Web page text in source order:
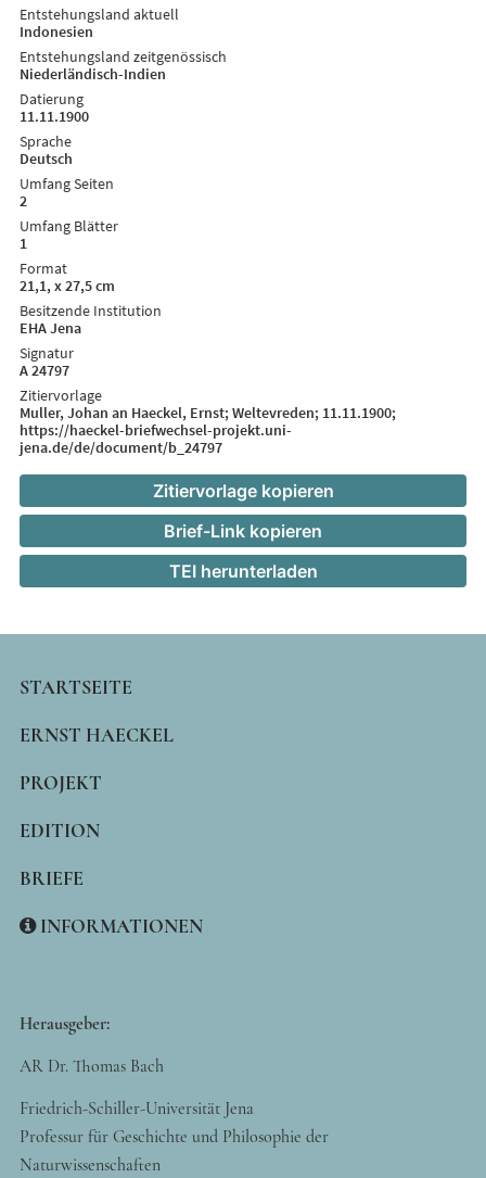
Entstehungsland aktuell
Indonesien
Entstehungsland zeitgenössisch
Niederländisch-Indien
Datierung
11.11.1900
Sprache
Deutsch
Umfang Seiten
2
Umfang Blätter
1
Format
21,1, x 27,5 cm
Besitzende Institution
EHA Jena
Signatur
A 24797
Zitiervorlage
Muller, Johan an Haeckel, Ernst; Weltevreden; 11.11.1900;
https://haeckel-briefwechsel-projekt.uni-
jena.de/de/document/b_24797
Zitiervorlage kopieren
Brief-Link kopieren
TEI herunterladen
MAIN
NAVIGATION
STARTSEITE
ERNST HAECKEL
PROJEKT
EDITION
BRIEFE
INFORMATIONEN
Herausgeber:
AR Dr. Thomas Bach
Friedrich-Schiller-Universität Jena
Professur für Geschichte und Philosophie der
Naturwissenschaften